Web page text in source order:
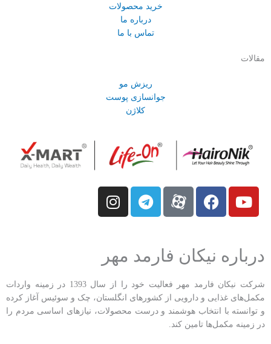
خرید محصولات
درباره ما
تماس با ما
مقالات
ریزش مو
جوانسازی پوست
کلاژن
Y
o
u
e
F
a
b
o
o
k
M
-
o
-
a
p
a
T
e
g
a
m
I
n
a
g
r
a
m
درباره نیکان فارمد مهر
شرکت نیکان فارمد مهر فعالیت خود را از سال 1393 در زمینه واردات
مکمل‌های غذایی و دارویی از کشو‌رهای انگلستان، چک و سوئیس آغاز کرده
و توانسته با انتخاب هوشمند و درست محصولات، نیازهای اساسی مردم را
در زمینه مکمل‌ها تامین کند.